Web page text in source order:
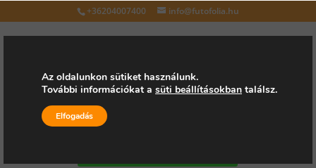
+36204007400 info@futofolia.hu
Válasszon oldalt
Az oldalunkon sütiket használunk.
További információkat a süti beállításokban találsz.
Elfogadás